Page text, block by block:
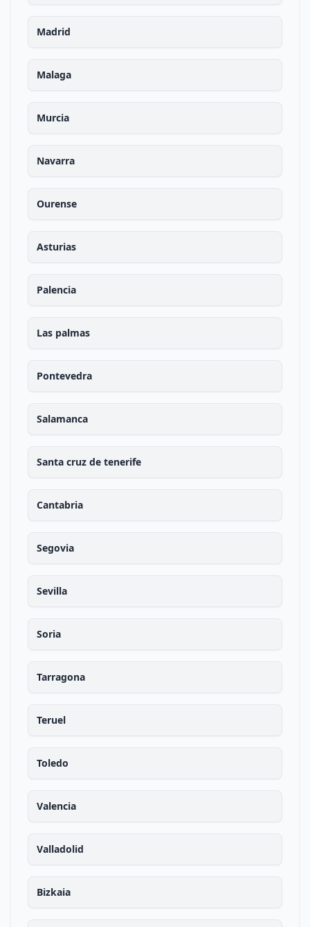
Madrid
Malaga
Murcia
Navarra
Ourense
Asturias
Palencia
Las palmas
Pontevedra
Salamanca
Santa cruz de tenerife
Cantabria
Segovia
Sevilla
Soria
Tarragona
Teruel
Toledo
Valencia
Valladolid
Bizkaia